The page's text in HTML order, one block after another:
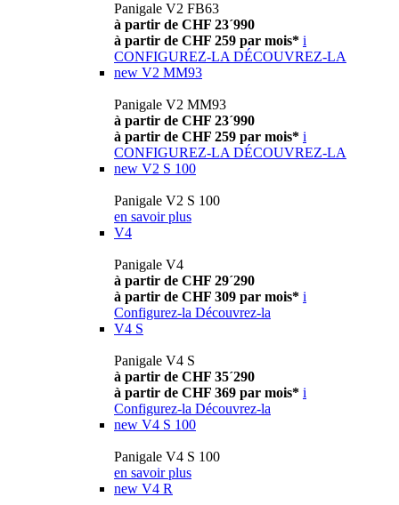
Panigale V2 FB63
à partir de CHF 23´990
à partir de CHF 259 par mois* i
CONFIGUREZ-LA DÉCOUVREZ-LA
new V2 MM93
Panigale V2 MM93
à partir de CHF 23´990
à partir de CHF 259 par mois* i
CONFIGUREZ-LA DÉCOUVREZ-LA
new V2 S 100
Panigale V2 S 100
en savoir plus
V4
Panigale V4
à partir de CHF 29´290
à partir de CHF 309 par mois* i
Configurez-la Découvrez-la
V4 S
Panigale V4 S
à partir de CHF 35´290
à partir de CHF 369 par mois* i
Configurez-la Découvrez-la
new V4 S 100
Panigale V4 S 100
en savoir plus
new V4 R